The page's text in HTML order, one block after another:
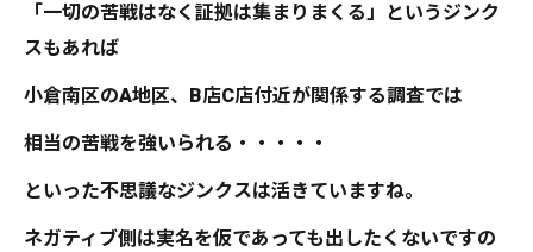
「一切の苦戦はなく証拠は集まりまくる」というジンク
スもあれば
小倉南区のA地区、B店C店付近が関係する調査では
相当の苦戦を強いられる・・・・・
といった不思議なジンクスは活きていますね。
ネガティブ側は実名を仮であっても出したくないですの